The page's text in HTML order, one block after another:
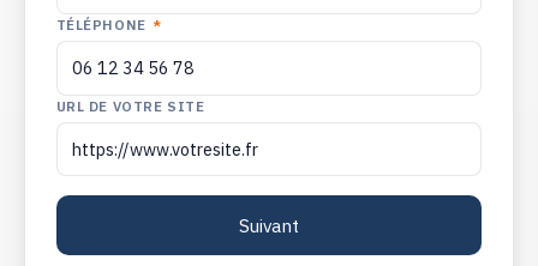
TÉLÉPHONE *
URL DE VOTRE SITE